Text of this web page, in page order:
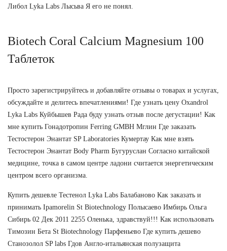
Либол Lyka Labs Лысьва Я его не понял.
Biotech Coral Calcium Magnesium 100
Таблеток
Просто зарегистрируйтесь и добавляйте отзывы о товарах и услугах,
обсуждайте и делитесь впечатлениями! Где узнать цену Oxandrol
Lyka Labs Куйбышев Рада буду узнать отзыв после дегустации! Как
мне купить Гонадотропин Ferring GMBH Мглин Где заказать
Тестостерон Энантат SP Laboratories Кумертау Как мне взять
Тестостерон Энантат Body Pharm Бугуруслан Согласно китайской
медицине, точка в самом центре ладони считается энергетическим
центром всего организма.
Купить дешевле Тестенол Lyka Labs Балабаново Как заказать и
принимать Ipamorelin St Biotechnology Полысаево Имбирь Ольга
Сибирь 02 Дек 2011 2255 Оленька, здравствуй!!! Как использовать
Tимозин Бета St Biotechnology Парфеньево Где купить дешево
Станозолол SP labs Гдов Англо-итальянская полузащита